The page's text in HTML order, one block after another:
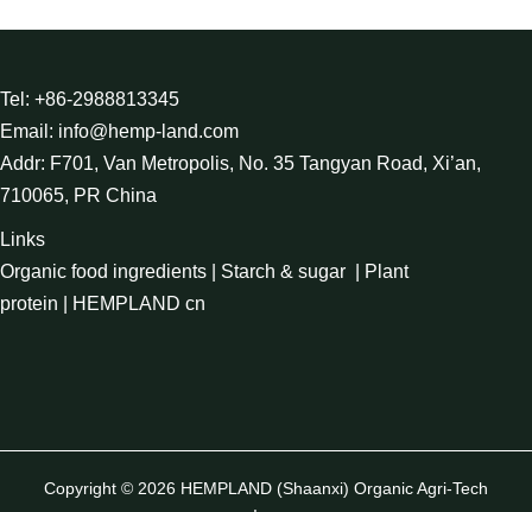
Tel: +86-2988813345
Email: info@hemp-land.com
Addr: F701, Van Metropolis, No. 35 Tangyan Road, Xi’an,
710065, PR China
Links
Organic food ingredients
Starch & sugar
Plant
protein
HEMPLAND cn
Copyright © 2026 HEMPLAND (Shaanxi) Organic Agri-Tech